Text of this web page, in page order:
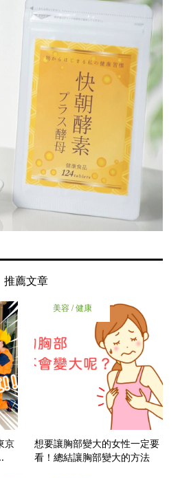
推薦文章
京
美容 / 健康
想要讓胸部變大的女性一定要
看！總結讓胸部變大的方法